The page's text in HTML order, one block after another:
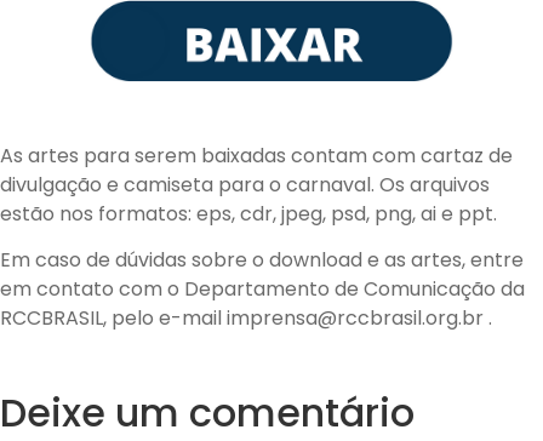
As artes para serem baixadas contam com cartaz de
divulgação e camiseta para o carnaval. Os arquivos
estão nos formatos: eps, cdr, jpeg, psd, png, ai e ppt.
Em caso de dúvidas sobre o download e as artes, entre
em contato com o Departamento de Comunicação da
RCCBRASIL, pelo e-mail imprensa@rccbrasil.org.br .
Deixe um comentário